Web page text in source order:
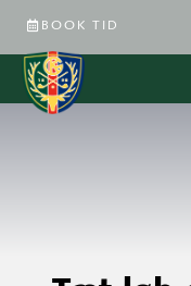
BOOK TID